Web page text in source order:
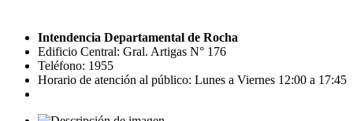
Intendencia Departamental de Rocha
Edificio Central: Gral. Artigas N° 176
Teléfono: 1955
Horario de atención al público: Lunes a Viernes 12:00 a 17:45